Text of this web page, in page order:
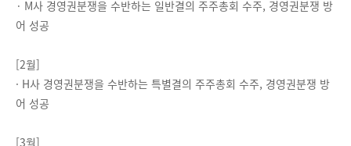
· M사 경영권분쟁을 수반하는 일반결의 주주총회 수주, 경영권분쟁 방
어 성공
[2월]
· H 사 경영권분쟁을 수반하는 특별결의 주주총회 수주, 경영권분쟁 방
어 성공
[3월]